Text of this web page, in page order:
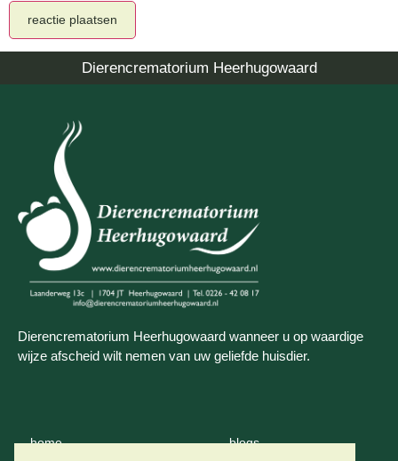
Dierencrematorium Heerhugowaard
Dierencrematorium Heerhugowaard wanneer u op waardige
wijze afscheid wilt nemen van uw geliefde huisdier.
home blogs